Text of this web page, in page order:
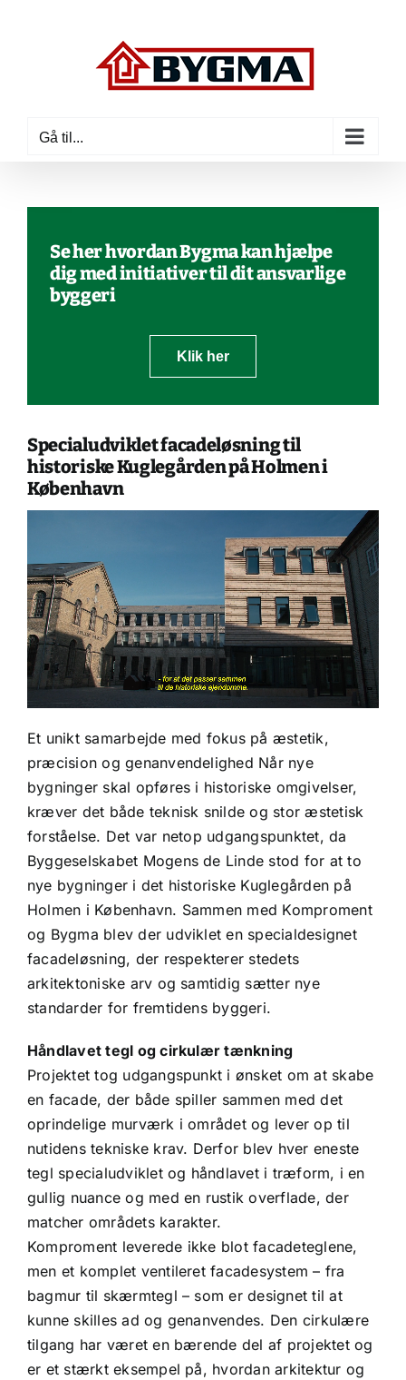
Gå til...
Se her hvordan Bygma kan hjælpe
dig med initiativer til dit ansvarlige
byggeri
Klik her
Specialudviklet facadeløsning til
historiske Kuglegården på Holmen i
København
Et unikt samarbejde med fokus på æstetik,
præcision og genanvendelighed Når nye
bygninger skal opføres i historiske omgivelser,
kræver det både teknisk snilde og stor æstetisk
forståelse. Det var netop udgangspunktet, da
Byggeselskabet Mogens de Linde stod for at to
nye bygninger i det historiske Kuglegården på
Holmen i København. Sammen med Komproment
og Bygma blev der udviklet en specialdesignet
facadeløsning, der respekterer stedets
arkitektoniske arv og samtidig sætter nye
standarder for fremtidens byggeri.
Håndlavet tegl og cirkulær tænkning
Projektet tog udgangspunkt i ønsket om at skabe
en facade, der både spiller sammen med det
oprindelige murværk i området og lever op til
nutidens tekniske krav. Derfor blev hver eneste
tegl specialudviklet og håndlavet i træform, i en
gullig nuance og med en rustik overflade, der
matcher områdets karakter.
Komproment leverede ikke blot facadeteglene,
men et komplet ventileret facadesystem – fra
bagmur til skærmtegl – som er designet til at
kunne skilles ad og genanvendes. Den cirkulære
tilgang har været en bærende del af projektet og
er et stærkt eksempel på, hvordan arkitektur og